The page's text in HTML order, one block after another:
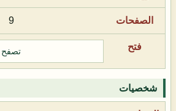
9
تصفح
شخصيات